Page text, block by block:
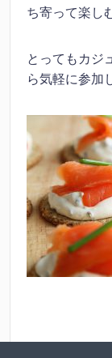
ち寄って楽し
とってもカジ
ら気軽に参加